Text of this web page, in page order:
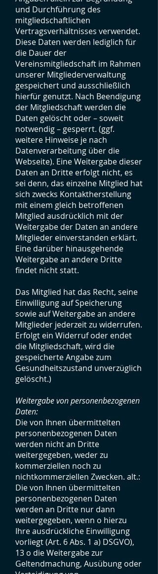
und Durchführung des
mitgliedschaftlichen
Vertragsverhältnisses verwendet.
Diese Daten werden lediglich für
die Dauer der
Vereinsmitgliedschaft im Rahmen
unserer Mitgliederverwaltung
gespeichert und ausschließlich
hierfür genutzt. Nach Beendigung
der Mitgliedschaft werden die
Daten gelöscht oder – soweit
notwendig – gesperrt. (ggf.
weitere Hinweise je nach
Datenverarbeitung über die
Webseite). Eine Weitergabe dieser
Daten an Dritte erfolgt nicht, es
sei denn, das einzelne Mitglied hat
sich zwecks Kontaktherstellung
mit einem gleich betroffenen
Mitglied ausdrücklich mit der
Weitergabe der Daten an andere
Mitglieder einverstanden erklärt.
Eine darüber hinausgehende
Weitergabe an andere Dritte
findet nicht statt.
Das Mitglied hat das Recht, seine
Einwilligung auf Speicherung
sowie auf Weitergabe an andere
Mitglieder jederzeit zu widerrufen.
Erfolgt ein Widerruf oder endet
die Mitgliedschaft, wird die
gespeicherte Angabe zum
Gesundheitszustand unverzüglich
gelöscht.)
Weitergabe von personenbezogenen
Daten:
Die von Ihnen übermittelten
personenbezogenen Daten
werden nicht an Dritte
weitergegeben, weder zu
kommerziellen noch zu
nichtkommerziellen Zwecken. alt.:
Die von Ihnen übermittelten
personenbezogenen Daten
werden an Dritte nur dann
weitergegeben, wenn o hierzu
Ihre ausdrückliche Einwilligung
vorliegt (Art. 6 Abs. 1 a) DSGVO),
13 o die Weitergabe zur
Geltendmachung, Ausübung oder